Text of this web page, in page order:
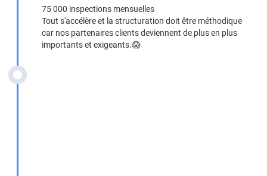
75 000 inspections mensuelles
Tout s'accélère et la structuration doit être méthodique
car nos partenaires clients deviennent de plus en plus
importants et exigeants.😱